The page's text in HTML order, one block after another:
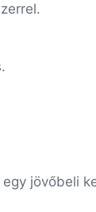
jövőbeli